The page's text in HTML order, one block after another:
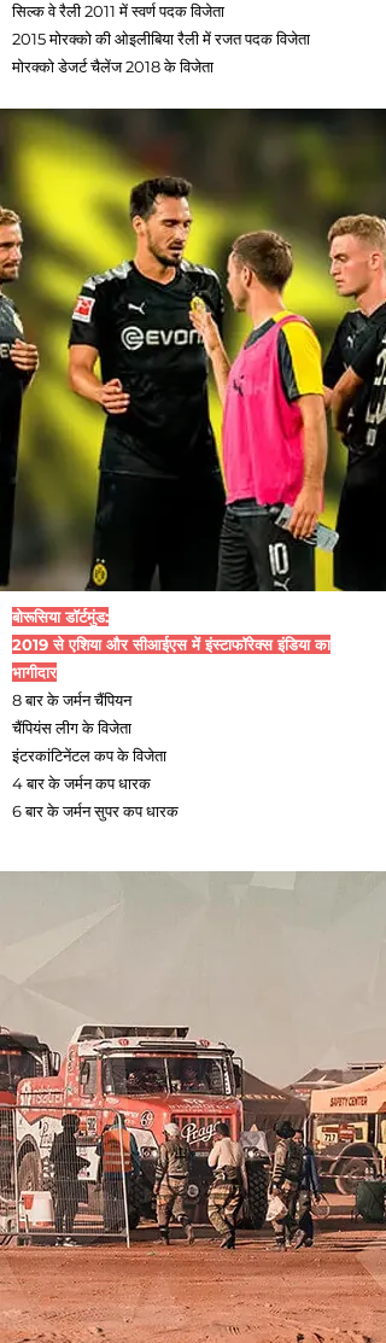
सिल्क वे रैली 2011 में स्वर्ण पदक विजेता
2015 मोरक्को की ओइलीबिया रैली में रजत पदक विजेता
मोरक्को डेजर्ट चैलेंज 2018 के विजेता
बोरूसिया डॉर्टमुंड:
2019 से एशिया और सीआईएस में इंस्टाफॉरेक्स इंडिया का
भागीदार
8 बार के जर्मन चैंपियन
चैंपियंस लीग के विजेता
इंटरकांटिनेंटल कप के विजेता
4 बार के जर्मन कप धारक
6 बार के जर्मन सुपर कप धारक